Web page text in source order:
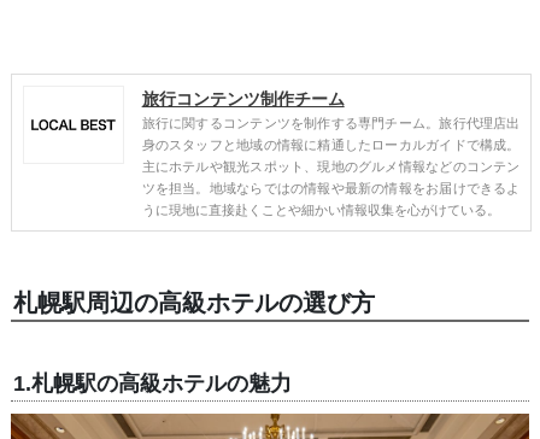
旅行コンテンツ制作チーム
旅行に関するコンテンツを制作する専門チーム。旅行代理店出
身のスタッフと地域の情報に精通したローカルガイドで構成。
主にホテルや観光スポット、現地のグルメ情報などのコンテン
ツを担当。地域ならではの情報や最新の情報をお届けできるよ
うに現地に直接赴くことや細かい情報収集を心がけている。
札幌駅周辺の高級ホテルの選び方
1.札幌駅の高級ホテルの魅力